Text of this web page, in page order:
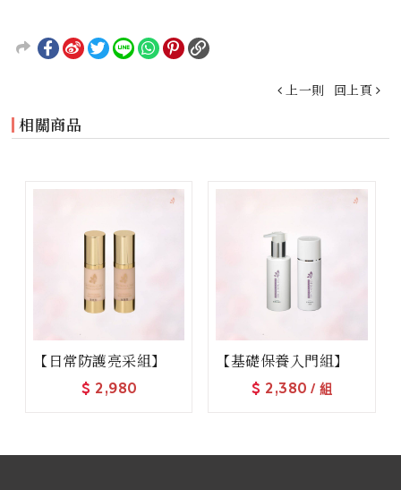
上一則 回上頁
相關商品
【日常防護亮采組】
$ 2,980
【基礎保養入門組】
$ 2,380 / 組